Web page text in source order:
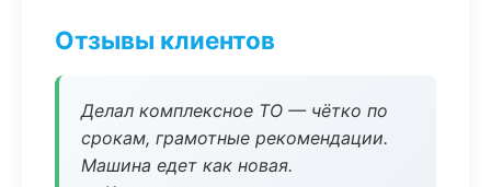
Отзывы клиентов
Делал комплексное ТО — чётко по
срокам, грамотные рекомендации.
Машина едет как новая.